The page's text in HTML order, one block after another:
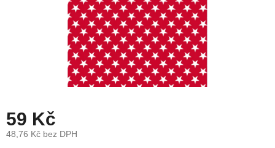
Novinky
59 Kč
48,76 Kč bez DPH